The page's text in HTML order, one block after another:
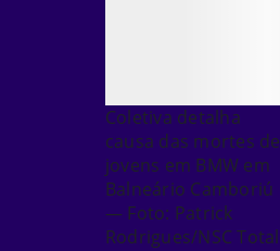
Coletiva detalha
causa das mortes de
jovens em BMW em
Balneário Camboriú
— Foto: Patrick
Rodrigues/NSC Total